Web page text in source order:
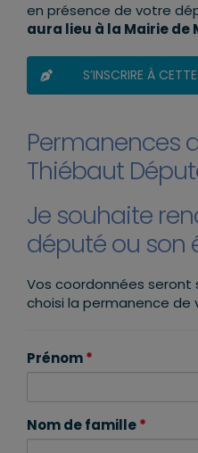
en présence de votre
aura lieu à la Mairie
S’INSCRIRE À
Permanences
Thiébaut
Je souhaite
député ou son
Vos coordonnées seront
choisi la permanence de
Prénom*
Nom de famille*